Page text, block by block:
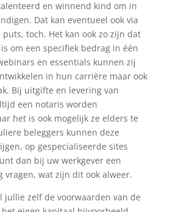
en winnend kind om in
Dat kan eventueel ook via
toch. Het kan ook zo zijn dat
om een specifiek bedrag in één
en essentials kunnen zij
in hun carrière maar ook
Bij uitgifte en levering van
een notaris worden
het is ook mogelijk ze elders te
beleggers kunnen deze
op gespecialiseerde sites
dan bij uw werkgever een
vragen, wat zijn dit ook alweer.
jullie zelf de voorwaarden van de